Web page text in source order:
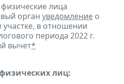
лица
орган уведомление о
в отношении
периода 2022 г.
вычет*
лиц: